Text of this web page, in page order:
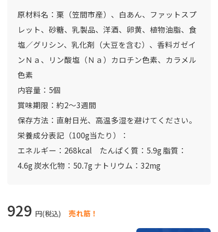
原材料名：栗（笠間市産）、白あん、ファットスプ
レット、砂糖、乳製品、洋酒、卵黄、植物油脂、食
塩／グリシン、乳化剤（大豆を含む）、香料ガゼイ
ンＮａ、リン酸塩（Ｎａ）カロチン色素、カラメル
色素
内容量：5個
賞味期限：約2～3週間
保存方法：直射日光、高温多湿を避けてください。
栄養成分表記（100g当たり）：
エネルギー：268kcal たんぱく質：5.9g 脂質：
4.6g 炭水化物：50.7g ナトリウム：32mg
929 円(税込) 売れ筋！